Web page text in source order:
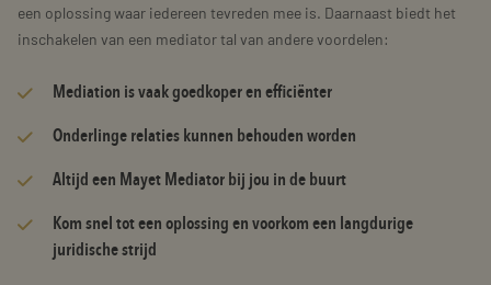
een oplossing waar iedereen tevreden mee is. Daarnaast biedt het
inschakelen van een mediator tal van andere voordelen:
Mediation is vaak goedkoper en efficiënter
Onderlinge relaties kunnen behouden worden
Altijd een Mayet Mediator bij jou in de buurt
Kom snel tot een oplossing en voorkom een langdurige
juridische strijd